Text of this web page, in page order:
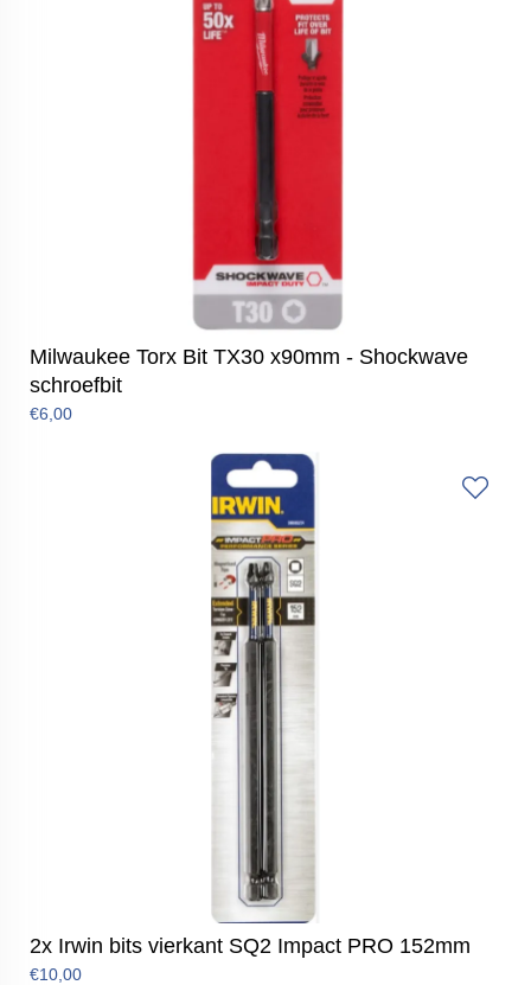
Milwaukee Torx Bit TX30 x90mm - Shockwave
schroefbit
€6,00
2x Irwin bits vierkant SQ2 Impact PRO 152mm
€10,00